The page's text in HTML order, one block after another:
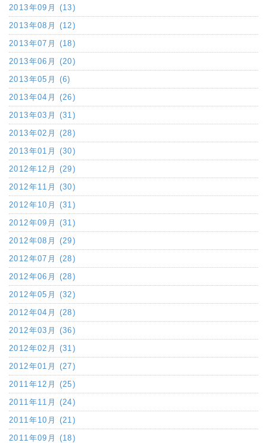
2013年09月 (13)
2013年08月 (12)
2013年07月 (18)
2013年06月 (20)
2013年05月 (6)
2013年04月 (26)
2013年03月 (31)
2013年02月 (28)
2013年01月 (30)
2012年12月 (29)
2012年11月 (30)
2012年10月 (31)
2012年09月 (31)
2012年08月 (29)
2012年07月 (28)
2012年06月 (28)
2012年05月 (32)
2012年04月 (28)
2012年03月 (36)
2012年02月 (31)
2012年01月 (27)
2011年12月 (25)
2011年11月 (24)
2011年10月 (21)
2011年09月 (18)